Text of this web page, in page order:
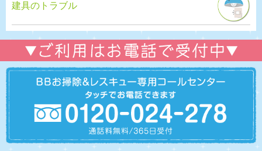
建具のトラブル